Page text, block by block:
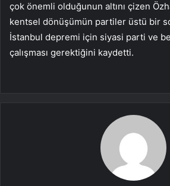
çok önemli olduğunun altını çizen
kentsel dönüşümün partiler üstü bir
İstanbul depremi için siyasi parti ve
çalışması gerektiğini kaydetti.